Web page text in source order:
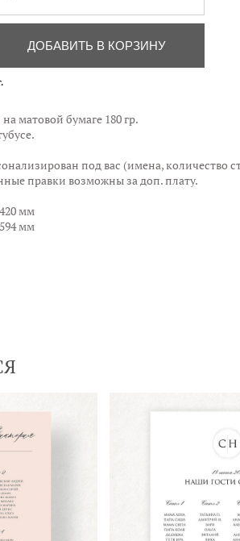
ДОБАВИТЬ В КОРЗИНУ
матовой бумаге 180 гр.
под вас (имена, количество
правки возможны за доп. плату.
мм
мм